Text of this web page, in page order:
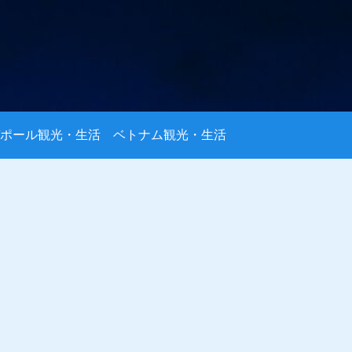
ール観光・生活 ベトナム観光・生活